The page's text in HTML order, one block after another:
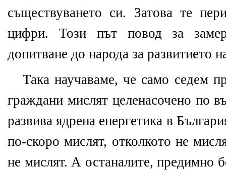
съществуването си. Затова те
цифри. Този път повод за
допитване до народа за развитието
Така научаваме, че само седем
граждани мислят целенасочено по
развива ядрена енергетика в
по-скоро мислят, отколкото не
не мислят. А останалите, предимно